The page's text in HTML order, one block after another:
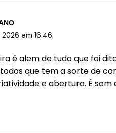
em 16:46
é alem de tudo que foi
que tem a sorte de
e abertura. É